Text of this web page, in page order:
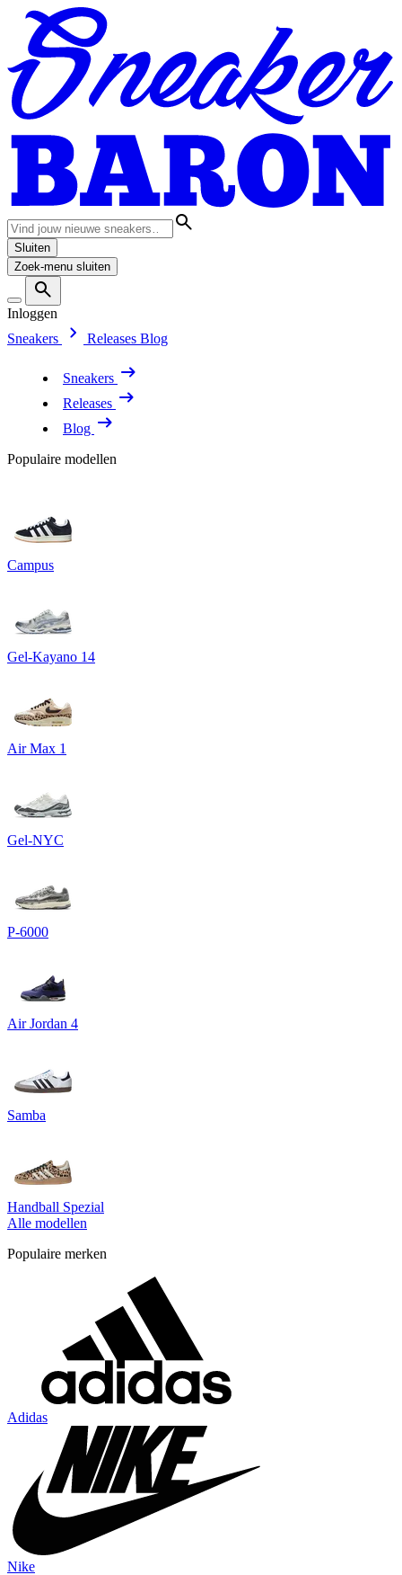
Sluiten
Zoek-menu sluiten
Inloggen
Sneakers
Releases Blog
Sneakers
Releases
Blog
Populaire modellen
Campus
Gel-Kayano 14
Air Max 1
Gel-NYC
P-6000
Air Jordan 4
Samba
Handball Spezial
Alle modellen
Populaire merken
Adidas
Nike